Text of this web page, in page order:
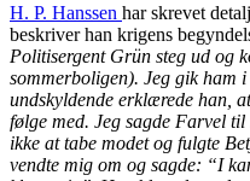
H. P. Hanssen har skrevet
beskriver han krigens
Politisergent Grün steg ud og
sommerboligen). Jeg gik ham
undskyldende erklærede han,
følge med. Jeg sagde Farvel
ikke at tabe modet og fulgte
vendte mig om og sagde: “I